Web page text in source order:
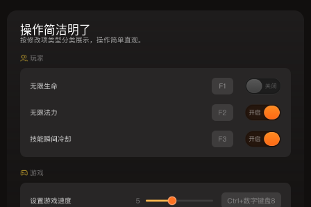
操作简洁明了
按修改项类型分类展示，操作简单直观。